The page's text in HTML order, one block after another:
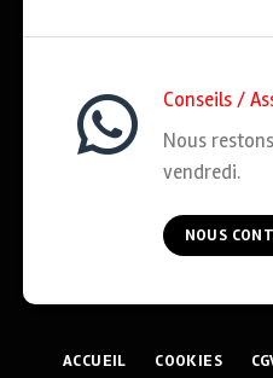
Conseils /
Nous
vendredi.
NOUS
ACCUEIL COOKIES